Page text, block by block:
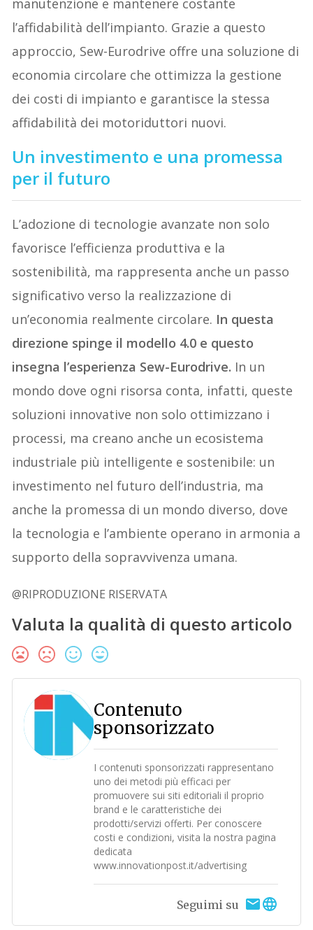
l’affidabilità dell’impianto. Grazie a questo
approccio, Sew-Eurodrive offre una soluzione di
economia circolare che ottimizza la gestione
dei costi di impianto e garantisce la stessa
affidabilità dei motoriduttori nuovi.
Un investimento e una promessa
per il futuro
L’adozione di tecnologie avanzate non solo
favorisce l’efficienza produttiva e la
sostenibilità, ma rappresenta anche un passo
significativo verso la realizzazione di
un’economia realmente circolare. In questa
direzione spinge il modello 4.0 e questo
insegna l’esperienza Sew-Eurodrive. In un
mondo dove ogni risorsa conta, infatti, queste
soluzioni innovative non solo ottimizzano i
processi, ma creano anche un ecosistema
industriale più intelligente e sostenibile: un
investimento nel futuro dell’industria, ma
anche la promessa di un mondo diverso, dove
la tecnologia e l’ambiente operano in armonia a
supporto della sopravvivenza umana.
@RIPRODUZIONE RISERVATA
Valuta la qualità di questo articolo
Contenuto
sponsorizzato
I contenuti sponsorizzati rappresentano
uno dei metodi più efficaci per
promuovere sui siti editoriali il proprio
brand e le caratteristiche dei
prodotti/servizi offerti. Per conoscere
costi e condizioni, visita la nostra pagina
dedicata
www.innovationpost.it/advertising
Seguimi su